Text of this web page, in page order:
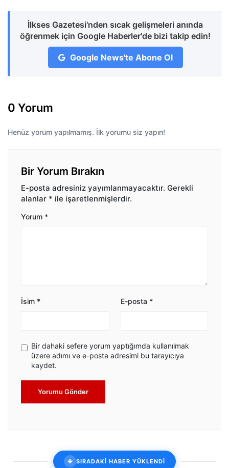
İlkses Gazetesi'nden sıcak gelişmeleri anında
öğrenmek için Google Haberler'de bizi takip edin!
Google News'te Abone Ol
0 Yorum
Henüz yorum yapılmamış. İlk yorumu siz yapın!
Bir Yorum Bırakın
E-posta adresiniz yayımlanmayacaktır. Gerekli
alanlar * ile işaretlenmişlerdir.
Yorum *
İsim * E-posta *
Bir dahaki sefere yorum yaptığımda kullanılmak
üzere adımı ve e-posta adresimi bu tarayıcıya
kaydet.
Yorumu Gönder
SIRADAKİ HABER YÜKLENDİ